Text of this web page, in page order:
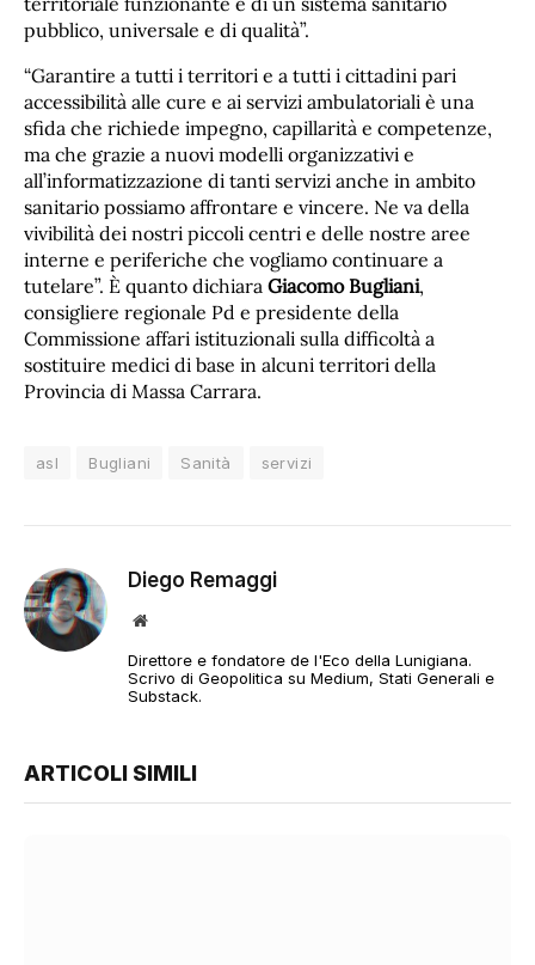
pubblico, universale e di qualità”.
“Garantire a tutti i territori e a tutti i cittadini pari
accessibilità alle cure e ai servizi ambulatoriali è una
sfida che richiede impegno, capillarità e competenze,
ma che grazie a nuovi modelli organizzativi e
all’informatizzazione di tanti servizi anche in ambito
sanitario possiamo affrontare e vincere. Ne va della
vivibilità dei nostri piccoli centri e delle nostre aree
interne e periferiche che vogliamo continuare a
tutelare”. È quanto dichiara Giacomo Bugliani,
consigliere regionale Pd e presidente della
Commissione affari istituzionali sulla difficoltà a
sostituire medici di base in alcuni territori della
Provincia di Massa Carrara.
asl Bugliani Sanità servizi
Diego Remaggi
Sito
Direttore e fondatore de l'Eco della Lunigiana.
Scrivo di Geopolitica su Medium, Stati Generali e
Substack.
ARTICOLI SIMILI